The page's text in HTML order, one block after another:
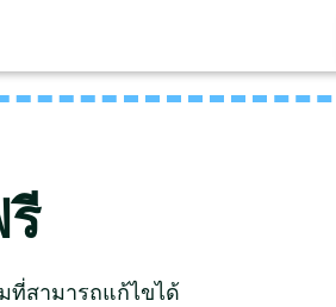
ที่สามารถแก้ไขได้